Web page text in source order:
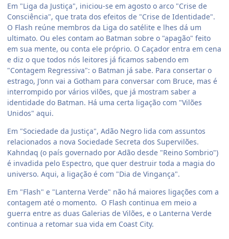
Em "Liga da Justiça", iniciou-se em agosto o arco "Crise de
Consciência", que trata dos efeitos de "Crise de Identidade".
O Flash reúne membros da Liga do satélite e lhes dá um
ultimato. Ou eles contam ao Batman sobre o "apagão" feito
em sua mente, ou conta ele próprio. O Caçador entra em cena
e diz o que todos nós leitores já ficamos sabendo em
"Contagem Regressiva": o Batman já sabe. Para consertar o
estrago, J'onn vai a Gotham para conversar com Bruce, mas é
interrompido por vários vilões, que já mostram saber a
identidade do Batman. Há uma certa ligação com "Vilões
Unidos" aqui.
Em "Sociedade da Justiça", Adão Negro lida com assuntos
relacionados a nova Sociedade Secreta dos Supervilões.
Kahndaq (o país governado por Adão desde "Reino Sombrio")
é invadida pelo Espectro, que quer destruir toda a magia do
universo. Aqui, a ligação é com "Dia de Vingança".
Em "Flash" e "Lanterna Verde" não há maiores ligações com a
contagem até o momento. O Flash continua em meio a
guerra entre as duas Galerias de Vilões, e o Lanterna Verde
continua a retomar sua vida em Coast City.